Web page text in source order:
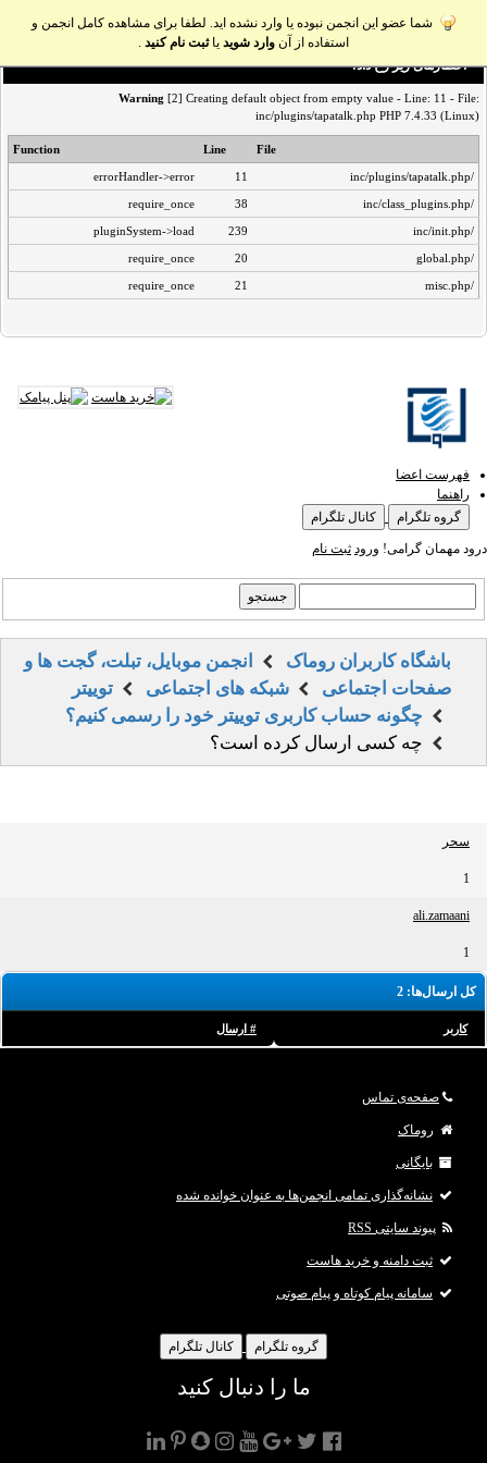
شما عضو این انجمن نبوده یا وارد نشده اید. لطفا برای مشاهده کامل انجمن و
استفاده از آن وارد شوید یاثبت نام کنید .
اخطار‌های زیر رخ داد:
Warning [2] Creating default object from empty value - Line: 11 - File:
inc/plugins/tapatalk.php PHP 7.4.33 (Linux)
File
Line
Function
/inc/plugins/tapatalk.php
11
errorHandler->error
/inc/class_plugins.php
38
require_once
/inc/init.php
239
pluginSystem->load
/global.php
20
require_once
/misc.php
21
require_once
فهرست اعضا
راهنما
گروه تلگرام
کانال تلگرام
درود مهمان گرامی! ورود ثبت نام
باشگاه کاربران روماک
انجمن موبایل، تبلت، گجت ها و
صفحات اجتماعی
شبکه های اجتماعی
توییتر
چگونه حساب کاربری توییتر خود را رسمی کنیم؟
چه کسی ارسال کرده است؟
سحر
1
ali.zamaani
1
کل ارسال‌ها: 2
کاربر # ارسال
صفحه‌ی تماس
روماک
بایگانی
نشانه‌گذاری تمامی انجمن‌ها به عنوان خوانده شده
پیوند سایتی RSS
ثبت دامنه و خرید هاست
سامانه پیام کوتاه و پیام صوتی
گروه تلگرام کانال تلگرام
ما را دنبال کنید